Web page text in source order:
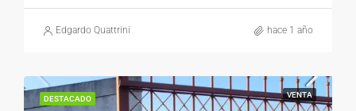
Edgardo Quattrini hace 1 año
DESTACADO VENTA